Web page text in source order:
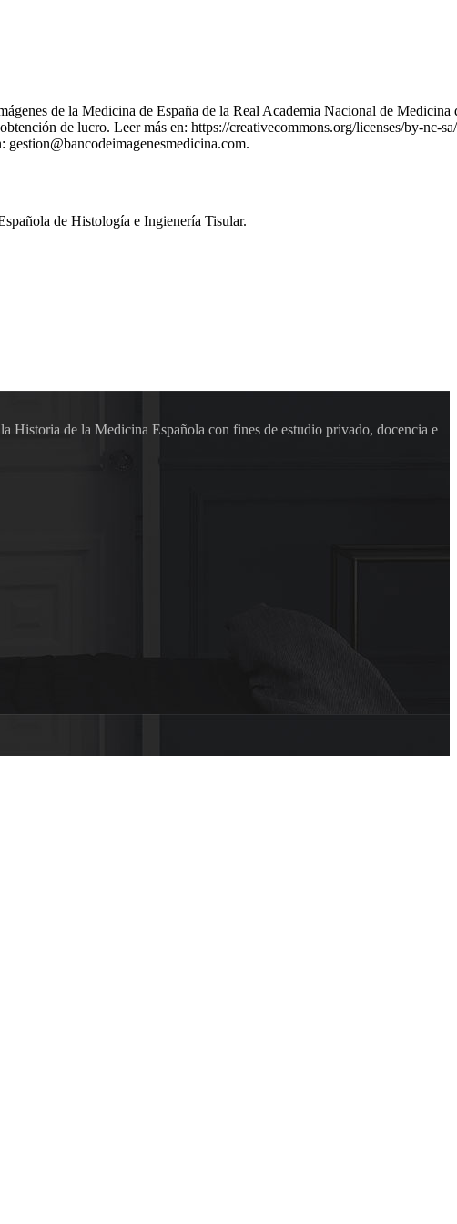
de la Medicina de España de la Real Academia Nacional de Medicina
de lucro. Leer más en: https://creativecommons.org/licenses/by-nc-
gestion@bancodeimagenesmedicina.com.
de Histología e Ingienería Tisular.
Historia de la Medicina Española con fines de estudio privado, docencia e